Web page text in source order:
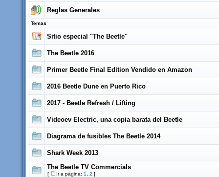
Reglas Generales
Temas
Sitio especial "The Beetle"
The Beetle 2016
Primer Beetle Final Edition Vendido en Amazon
2016 Beetle Dune en Puerto Rico
2017 - Beetle Refresh / Lifting
Videoev Electric, una copia barata del Beetle
Diagrama de fusibles The Beetle 2014
Shark Week 2013
The Beetle TV Commercials
[ Ir a página: 1 2 ]